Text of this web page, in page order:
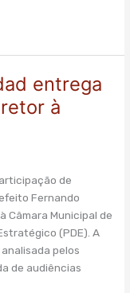
entrega
à
de
Fernando
Municipal de
(PDE). A
pelos
de audiências